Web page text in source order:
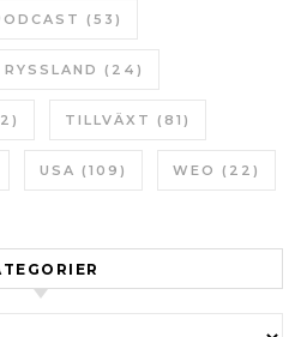
(53)
RYSSLAND (24)
TILLVÄXT (81)
USA (109) WEO (22)